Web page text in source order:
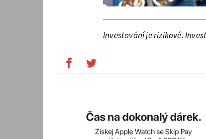
Investování je rizikové.